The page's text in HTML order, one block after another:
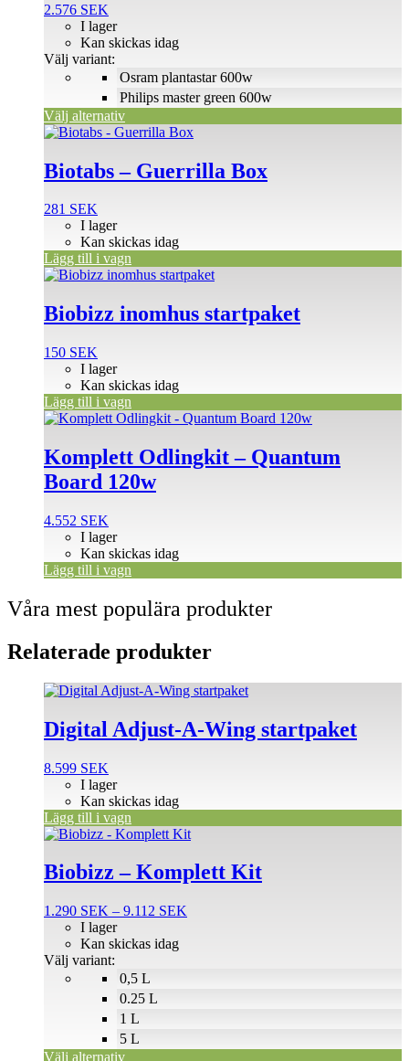
2.576 SEK
Osram plantastar 600w
Philips master green 600w
I lager
Kan skickas idag
Välj variant:
Välj alternativ
varianter.
olika
alternativen
på
produktsidan
Biotabs – Guerrilla Box
281 SEK
I lager
Kan skickas idag
Lägg till i vagn
Biobizz inomhus startpaket
150 SEK
I lager
Kan skickas idag
Lägg till i vagn
Komplett Odlingkit – Quantum
Board 120w
4.552 SEK
I lager
Kan skickas idag
Lägg till i vagn
Våra mest populära produkter
Relaterade produkter
Digital Adjust-A-Wing startpaket
8.599 SEK
I lager
Kan skickas idag
Lägg till i vagn
Biobizz – Komplett Kit
1.290 SEK – 9.112 SEK
0,5 L
0.25 L
1 L
5 L
I lager
Kan skickas idag
Välj variant:
Välj alternativ
Den
produkten
har
varianter.
olika
alternativen